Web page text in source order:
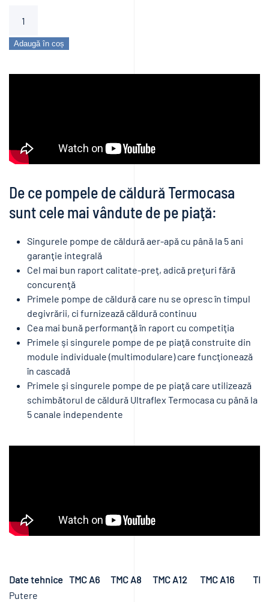
Pompă
de
trifazic)
Adaugă în coș
De ce pompele de căldură Termocasa
sunt cele mai vândute de pe piaţă:
Singurele pompe de căldură aer-apă cu până la 5 ani
garanţie integrală
Cel mai bun raport calitate-preţ, adică preţuri fără
concurenţă
Primele pompe de căldură care nu se opresc în timpul
degivrării, ci furnizează căldură continuu
Cea mai bună performanţă în raport cu competiţia
Primele şi singurele pompe de pe piaţă construite din
module individuale (multimodulare) care funcţionează
în cascadă
Primele şi singurele pompe de pe piaţă care utilizează
schimbătorul de căldură Ultraflex Termocasa cu până la
5 canale independente
Date tehnice TMC A6 TMC A8 TMC A12 TMC A16
Putere